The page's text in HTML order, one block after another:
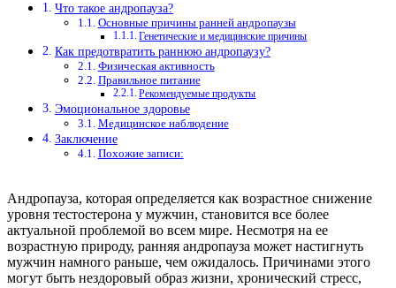
Что такое андропауза?
Основные причины ранней андропаузы
Генетические и медицинские причины
Как предотвратить раннюю андропаузу?
Физическая активность
Правильное питание
Рекомендуемые продукты
Эмоциональное здоровье
Медицинское наблюдение
Заключение
Похожие записи:
Андропауза, которая определяется как возрастное снижение
уровня тестостерона у мужчин, становится все более
актуальной проблемой во всем мире. Несмотря на ее
возрастную природу, ранняя андропауза может настигнуть
мужчин намного раньше, чем ожидалось. Причинами этого
могут быть нездоровый образ жизни, хронический стресс,